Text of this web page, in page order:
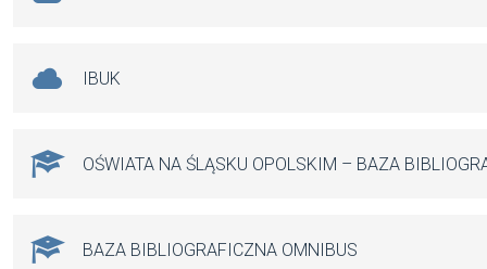
IBUK
OŚWIATA NA ŚLĄSKU OPOLSKIM – BAZA
BAZA BIBLIOGRAFICZNA OMNIBUS